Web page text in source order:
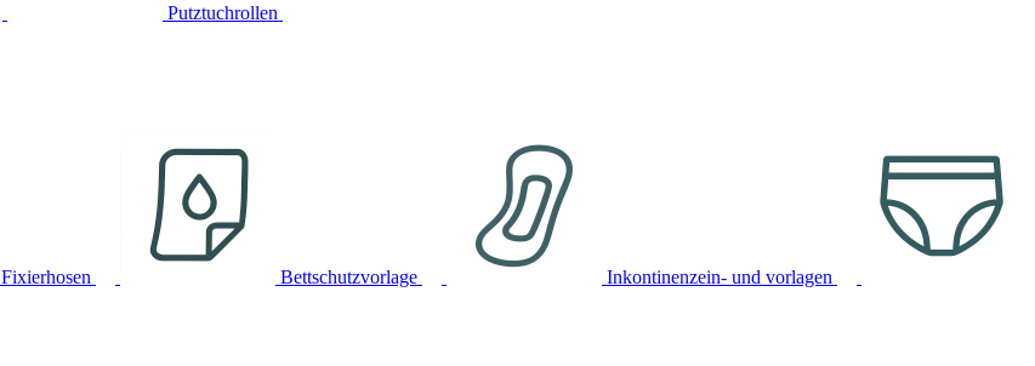
Putztuchrollen
Fixierhosen Bettschutzvorlage
Inkontinenzein- und vorlagen